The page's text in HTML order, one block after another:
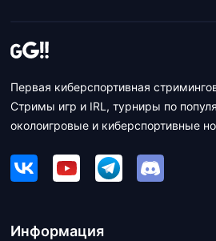
Первая киберспортивная
Стримы игр и IRL, турниры по
околоигровые и киберспортивные
Информация